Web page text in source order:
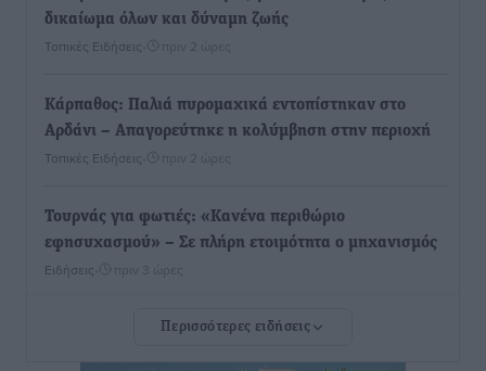
δικαίωμα όλων και δύναμη ζωής
Τοπικές Ειδήσεις πριν 2 ώρες
Κάρπαθος: Παλιά πυρομαχικά εντοπίστηκαν στο
Αρδάνι – Απαγορεύτηκε η κολύμβηση στην περιοχή
Τοπικές Ειδήσεις πριν 2 ώρες
Τουρνάς για φωτιές: «Κανένα περιθώριο
εφησυχασμού» – Σε πλήρη ετοιμότητα ο μηχανισμός
Ειδήσεις πριν 3 ώρες
Καιρός: Επιμένουν οι υψηλές θερμοκρασίες – Ισχυρά
Περισσότερες ειδήσεις